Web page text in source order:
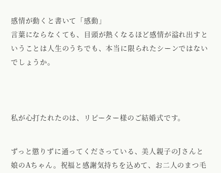
感情が動くと書いて「感動」
言葉にならなくても、目頭が熱くなるほど感情が溢れ出すと
いうことは人生のうちでも、本当に限られたシーンではない
でしょうか。
私が心打たれたのは、リピーター様のご結婚式です。
ずっと懲りずに通ってくださっている、美人親子のJさんと
娘のAちゃん。祝福と感謝気持ちを込めて、お二人のまつ毛